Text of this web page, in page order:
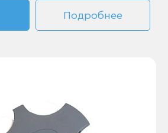
Подробнее